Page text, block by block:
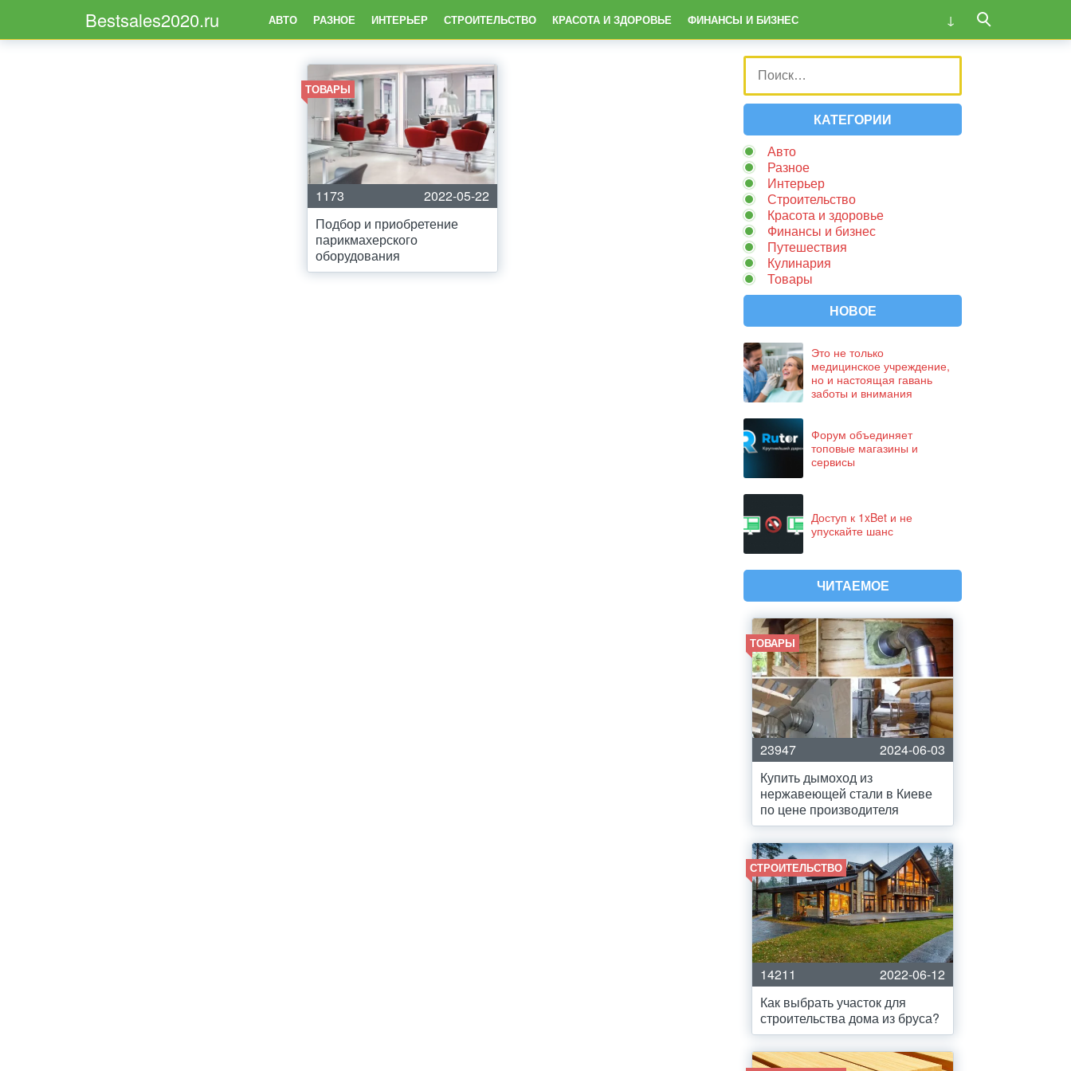
Bestsales2020.ru АВТО РАЗНОЕ ИНТЕРЬЕР СТРОИТЕЛЬСТВО КРАСОТА И ЗДОРОВЬЕ ФИНАНСЫ И БИЗНЕС
ТОВАРЫ
1173
2022-05-22
Подбор и приобретение
парикмахерского
оборудования
КАТЕГОРИИ
Авто
Разное
Интерьер
Строительство
Красота и здоровье
Финансы и бизнес
Путешествия
Кулинария
Товары
НОВОЕ
Это не только
медицинское учреждение,
но и настоящая гавань
заботы и внимания
Форум объединяет
топовые магазины и
сервисы
Доступ к 1xBet и не
упускайте шанс
ЧИТАЕМОЕ
ТОВАРЫ
23947
2024-06-03
Купить дымоход из
нержавеющей стали в Киеве
по цене производителя
СТРОИТЕЛЬСТВО
14211
2022-06-12
Как выбрать участок для
строительства дома из бруса?